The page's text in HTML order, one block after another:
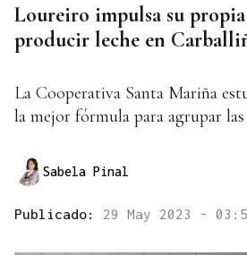
Loureiro impulsa su
producir leche en
La Cooperativa Santa Mariña
la mejor fórmula para agrupar
Sabela Pinal
Publicado: 29 May 2023 -